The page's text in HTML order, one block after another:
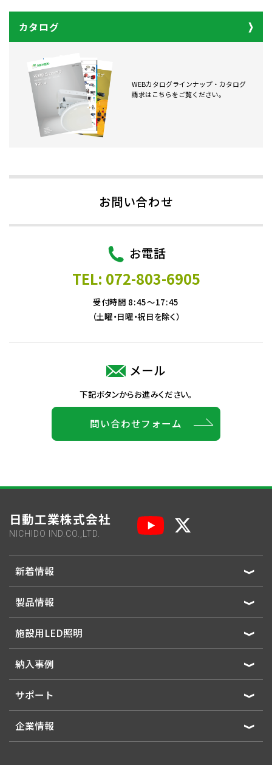
カタログ
WEBカタログラインナップ・カタログ
請求はこちらをご覧ください。
お問い合わせ
お電話
TEL: 072-803-6905
受付時間 8:45～17:45
（土曜・日曜・祝日を除く）
メール
下記ボタンからお進みください。
問い合わせフォーム
日動工業株式会社
NICHIDO IND.CO.,LTD.
新着情報
製品情報
施設用LED照明
納入事例
サポート
企業情報